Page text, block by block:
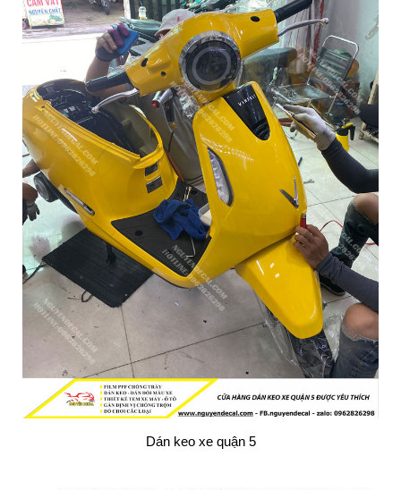
Dán keo xe quận 5